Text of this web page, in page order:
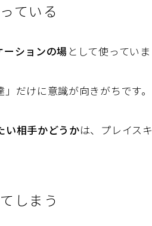
ている
ーションの場 として使っていま
だけに意識が向きがちです。
い相手かどうかは、プレイスキ
しまう